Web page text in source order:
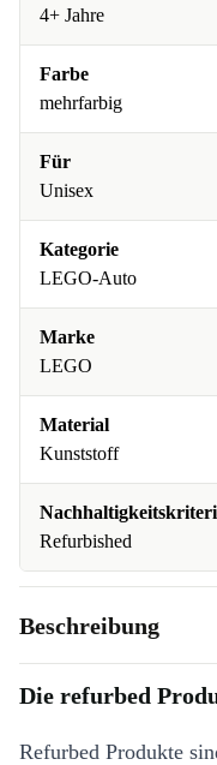
4+ Jahre
Farbe
mehrfarbig
Für
Unisex
Kategorie
LEGO-Auto
Marke
LEGO
Material
Kunststoff
Refurbished
Beschreibung
Die refurbed
Refurbed Produkte